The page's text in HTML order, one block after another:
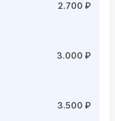
2.700 ₽
3.000 ₽
3.500 ₽